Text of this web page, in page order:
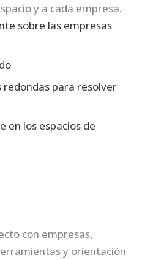
y a cada empresa.
sobre las empresas
redondas para resolver
en los espacios de
con empresas,
y orientación